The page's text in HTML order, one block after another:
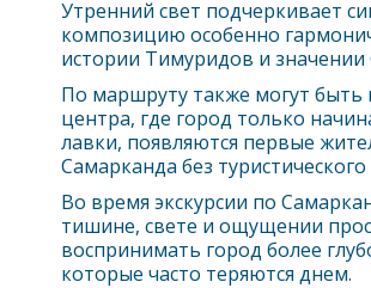
Утренний свет подчеркивает
композицию особенно
истории Тимуридов и значении
По маршруту также могут быть
центра, где город только
лавки, появляются первые
Самарканда без
Во время экскурсии по
тишине, свете и ощущении
воспринимать город более
которые часто теряются днем.